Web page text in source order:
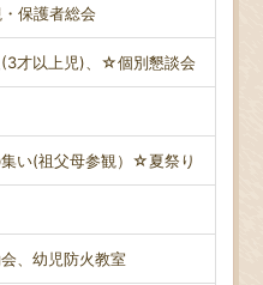
保護者総会
才以上児)、☆個別懇談会
い(祖父母参観）☆夏祭り
、幼児防火教室